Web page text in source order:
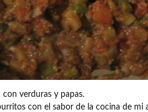
verduras y papas.
con el sabor de la cocina de mi